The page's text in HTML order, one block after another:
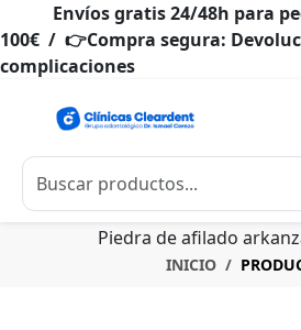
Envíos gratis 24/48h para
100€ / 👉Compra segura:
complicaciones
Piedra de afilado
INICIO